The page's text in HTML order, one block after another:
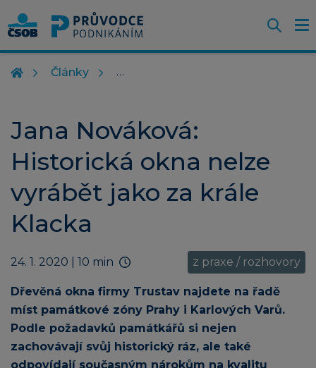
Články
Jana Nováková:
Historická okna nelze
vyrábět jako za krále
Klacka
24. 1. 2020 | 10 min z praxe / rozhovory
Dřevěná okna firmy Trustav najdete na řadě
míst památkové zóny Prahy i Karlových Varů.
Podle požadavků památkářů si nejen
zachovávají svůj historický ráz, ale také
odpovídají současným nárokům na kvalitu